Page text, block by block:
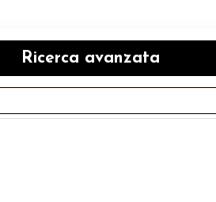
Ricerca avanzata